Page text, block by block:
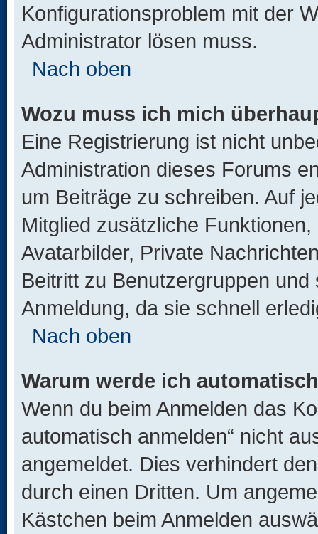
Konfigurationsproblem mit der
Administrator lösen muss.
Nach oben
Wozu muss ich mich
Eine Registrierung ist nicht
Administration dieses Forums
um Beiträge zu schreiben. Auf
Mitglied zusätzliche
Avatarbilder, Private
Beitritt zu Benutzergruppen
Anmeldung, da sie schnell
Nach oben
Warum werde ich
Wenn du beim Anmelden das
automatisch anmelden“ nicht
angemeldet. Dies verhindert
durch einen Dritten. Um
Kästchen beim Anmelden